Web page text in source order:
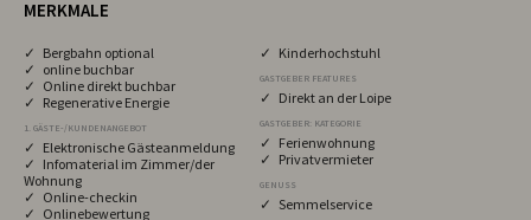
MERKMALE
✓ Bergbahn optional
✓ online buchbar
✓ Online direkt buchbar
✓ Regenerative Energie
1. GÄSTE-/KUNDENANGEBOT
✓ Elektronische Gästeanmeldung
✓ Infomaterial im Zimmer/der
Wohnung
✓ Online-checkin
✓ Onlinebewertung
✓ Kinderhochstuhl
GASTGEBER FEATURES
✓ Direkt an der Loipe
GASTGEBER: KATEGORIE
✓ Ferienwohnung
✓ Privatvermieter
GENUSS
✓ Semmelservice